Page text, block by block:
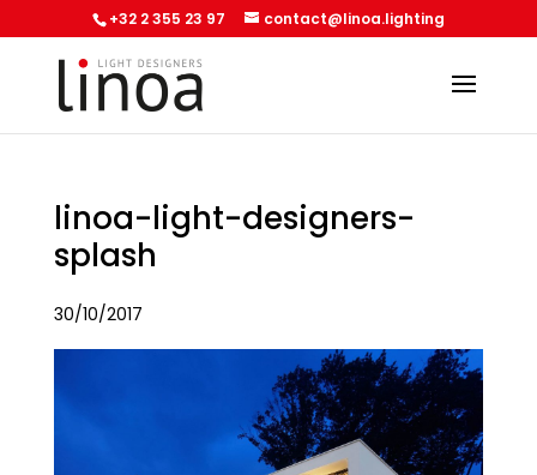
+32 2 355 23 97 contact@linoa.lighting
linoa-light-designers-
splash
30/10/2017